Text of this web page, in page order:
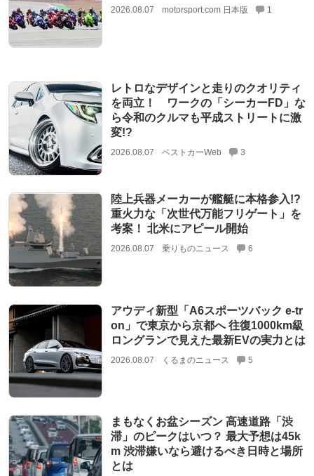
2026.08.07 motorsport.com 日本版 1
レトロなデザインと走りのクオリティ
を両立！ ワークの「シーカーFD」な
ら令和のクルマも平成ストリートに激
変!?
2026.08.07 ベストカーWeb 3
陸上兵器メーカーが艦艇に本格参入!?
重火力な「次世代万能フリゲート」を
考案！ 北米にアピール開始
2026.08.07 乗りものニュース 6
アウディ新型「A6スポーツバック e-tr
on」で東京から京都へ 往復1000km級
ロングランで見えた最新EVの実力とは
2026.08.07 くるまのニュース 5
まもなくお盆シーズン 高速道路「渋
滞」のピークはいつ？ 最大予想は45k
m 渋滞嫌いなら避けるべき日時と場所
とは